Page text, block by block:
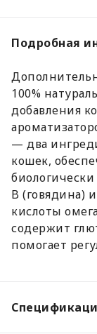
Подробная
100%
добавления
— два
кошек,
B
кислоты
содержит
помогает